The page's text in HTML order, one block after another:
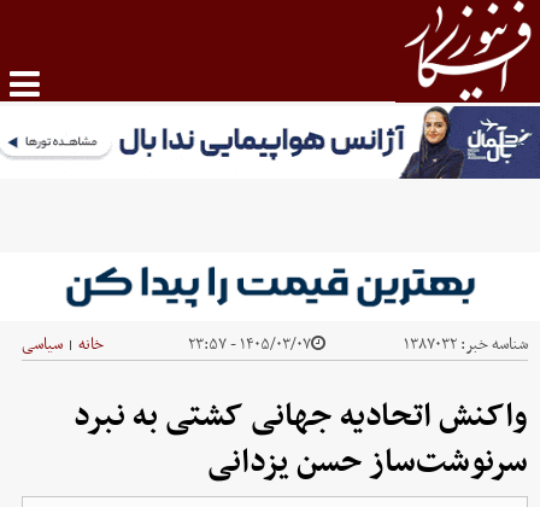
شناسه خبر:۱۳۸۷۰۳۲ ۱۴۰۵/۰۳/۰۷ - ۲۳:۵۷ خانه | سیاسی
واکنش اتحادیه جهانی کشتی به نبرد
سرنوشت‌ساز حسن یزدانی